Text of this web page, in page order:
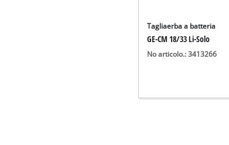
Tagliaerba a batteria
GE-CM 18/33 Li-Solo
No articolo.: 3413266